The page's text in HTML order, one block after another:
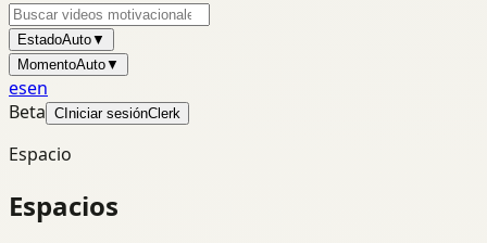
EstadoAuto▼
MomentoAuto▼
esen
Beta C Iniciar sesiónClerk
Espacio
Espacios